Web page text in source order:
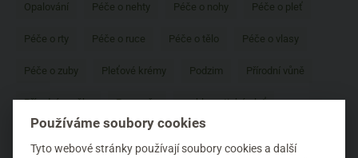
Opalování Péče o nehty Péče o nohy Péče o pleť
Péče o rty Péče o ruce Péče o tělo Péče o vlasy
Péče o zuby Pleťové krémy Podzim Přírodní vůně
Přírodní značky Pro muže problematická pleť
Používáme soubory cookies
Tyto webové stránky používají soubory cookies a další